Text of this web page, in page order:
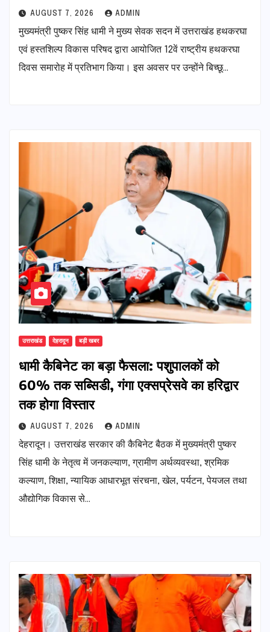
AUGUST 7, 2026 ADMIN
मुख्यमंत्री पुष्कर सिंह धामी ने मुख्य सेवक सदन में उत्तराखंड हथकरघा
एवं हस्तशिल्प विकास परिषद द्वारा आयोजित 12वें राष्ट्रीय हथकरघा
दिवस समारोह में प्रतिभाग किया। इस अवसर पर उन्होंने बिच्छू…
उत्तराखंड देहरादून बड़ी खबर
​धामी कैबिनेट का बड़ा फैसला: पशुपालकों को
60% तक सब्सिडी, गंगा एक्सप्रेसवे का हरिद्वार
तक होगा विस्तार
AUGUST 7, 2026 ADMIN
देहरादून। उत्तराखंड सरकार की कैबिनेट बैठक में मुख्यमंत्री पुष्कर
सिंह धामी के नेतृत्व में जनकल्याण, ग्रामीण अर्थव्यवस्था, श्रमिक
कल्याण, शिक्षा, न्यायिक आधारभूत संरचना, खेल, पर्यटन, पेयजल तथा
औद्योगिक विकास से…